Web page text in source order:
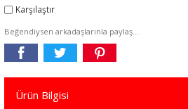
Karşılaştır
Beğendiysen arkadaşlarınla paylaş...
Ürün Bilgisi